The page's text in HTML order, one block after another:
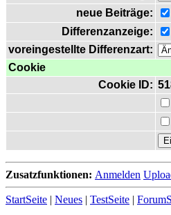
neue Beiträge:
Differenzanzeige:
voreingestellte Differenzart:
Cookie
Cookie ID:
Zusatzfunktionen: Anmelden
StartSeite | Neues | TestSeite |